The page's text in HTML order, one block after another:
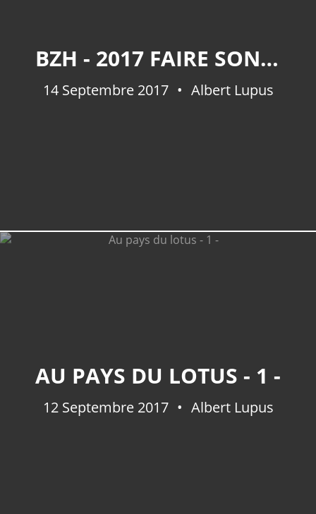
BZH - 2017 FAIRE SON MARCHÉ
14 Septembre 2017 Albert Lupus
AU PAYS DU LOTUS - 1 -
12 Septembre 2017 Albert Lupus